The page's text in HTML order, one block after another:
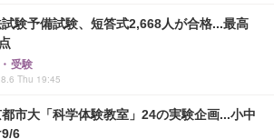
験予備試験、短答式2,668人が合格...最高
受験
Thu 19:45
市大「科学体験教室」24の実験企画...小中
9/6